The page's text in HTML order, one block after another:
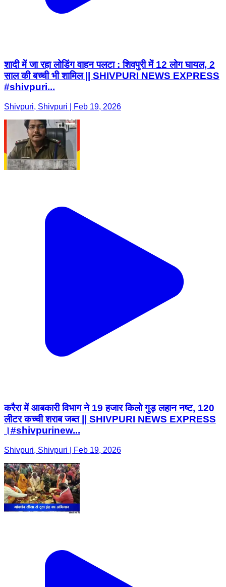
शादी में जा रहा लोडिंग वाहन पलटा : शिवपुरी में 12 लोग घायल, 2
साल की बच्ची भी शामिल || SHIVPURI NEWS EXPRESS
#shivpuri...
Shivpuri, Shivpuri | Feb 19, 2026
करैरा में आबकारी विभाग ने 19 हजार किलो गुड़ लहान नष्ट, 120
लीटर कच्ची शराब जब्त || SHIVPURI NEWS EXPRESS
।#shivpurinew...
Shivpuri, Shivpuri | Feb 19, 2026